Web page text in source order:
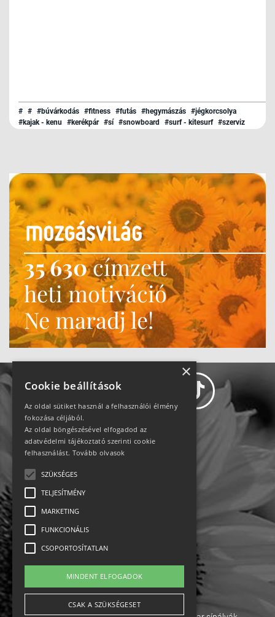
# # #búvárkodás #fitness #futás #hegymászás #jégkorcsolya
#kajak - kenu
#kerékpár #sí #snowboard #surf - kitesurf #szerviz
35 630címzett
heti motiváció
Ne maradj le!
Adatvédelem
Impresszum-kapcsolat
English
×
Cookie beállítások
Az oldal sütiket használ a felhasználói élmény
fokozása céljából.
Az oldal böngészésével elfogadod az
adatvédelmi tájékoztató szerinti cookie
felhasználást. Tovább olvasok
SZÜKSÉGES
TELJESÍTMÉNY
MARKETING
FUNKCIONÁLIS
CSOPORTOSÍTATLAN
MINDENT ELFOGADOK
CSAK A SZÜKSÉGESET